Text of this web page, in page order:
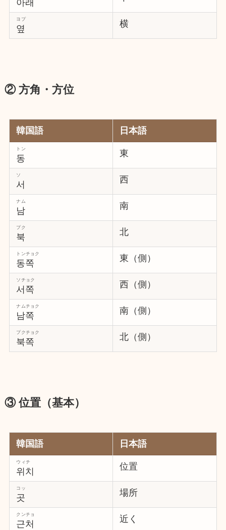
아래
옆
ヨプ 横
② 方角・方位
韓国語 日本語
동
トン 東
서
ソ 西
남
ナム 南
북
プク 北
동쪽
トンチョク 東（側）
서쪽
ソチョク 西（側）
남쪽
ナムチョク 南（側）
북쪽
プクチョク 北（側）
③ 位置（基本）
韓国語 日本語
위치
ウィチ 位置
곳
コッ 場所
근처
クンチョ 近く